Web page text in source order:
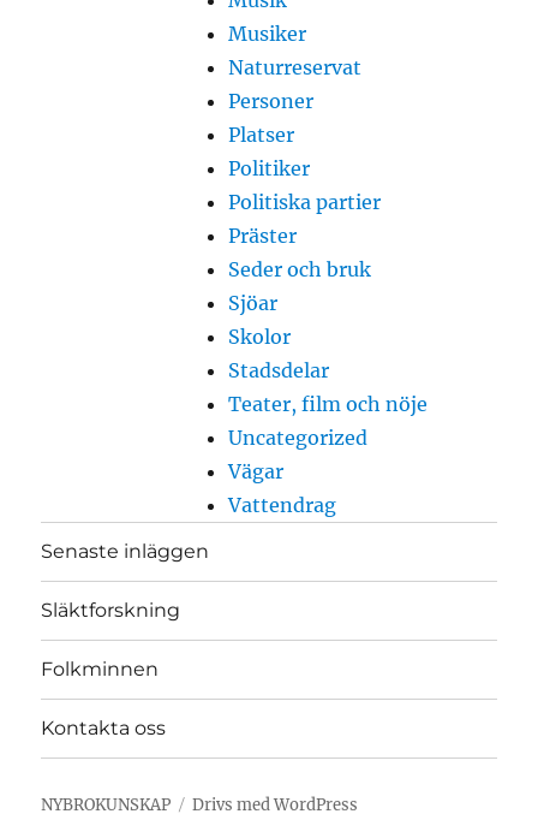
Musiker
Naturreservat
Personer
Platser
Politiker
Politiska partier
Präster
Seder och bruk
Sjöar
Skolor
Stadsdelar
Teater, film och nöje
Uncategorized
Vägar
Vattendrag
Senaste inläggen
Släktforskning
Folkminnen
Kontakta oss
NYBROKUNSKAP Drivs med WordPress